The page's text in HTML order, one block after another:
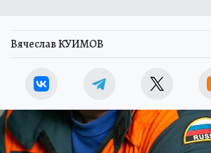
Вячеслав КУИМОВ